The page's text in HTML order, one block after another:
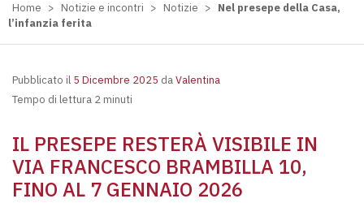
Home > Notizie e incontri > Notizie > Nel presepe della Casa,
l’infanzia ferita
Pubblicato il 5 Dicembre 2025 daValentina
Tempo di lettura 2 minuti
IL PRESEPE RESTERÀ VISIBILE IN
VIA FRANCESCO BRAMBILLA 10,
FINO AL 7 GENNAIO 2026